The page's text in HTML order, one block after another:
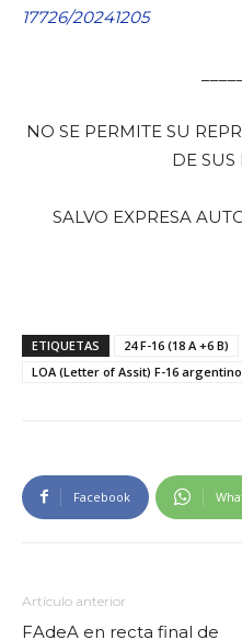
17726/20241205
NO SE PERMITE SU
DE SUS
SALVO EXPRESA
ETIQUETAS 24 F-16 (18 A +6 B)
LOA (Letter of Assit) F-16
Facebook
Artículo anterior
FAdeA en recta final de